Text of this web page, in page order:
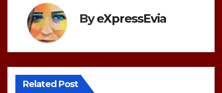
ByeXpressEvia
Related Post